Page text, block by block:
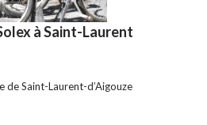
à Saint-Laurent
de Saint-Laurent-d’Aigouze